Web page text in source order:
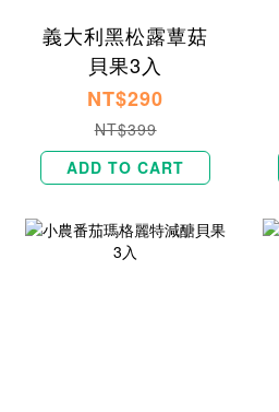
義大利黑松露蕈菇
貝果3入
NT$290
NT$399
ADD TO CART